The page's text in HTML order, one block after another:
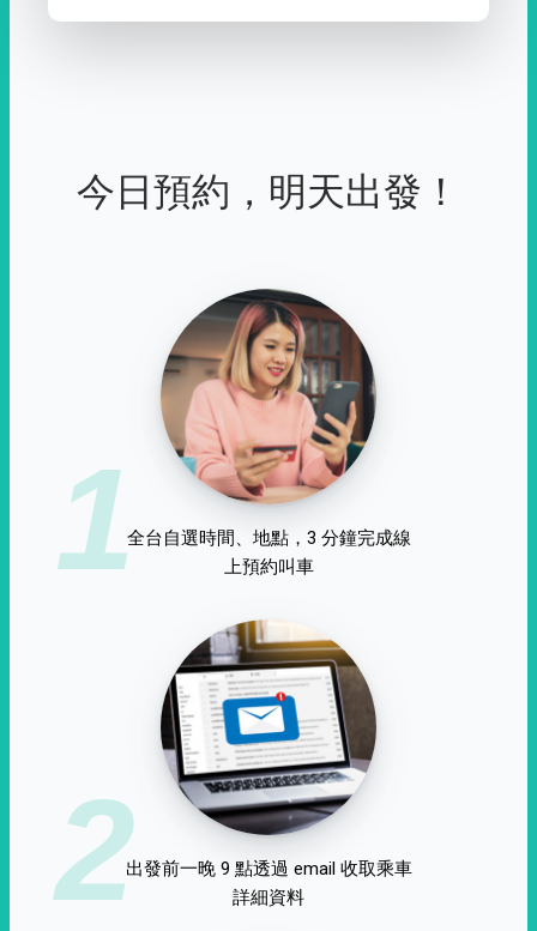
今日預約，明天出發！
1全台自選時間、地點，3 分鐘完成線
上預約叫車
2出發前一晚 9 點透過 email 收取乘車
詳細資料